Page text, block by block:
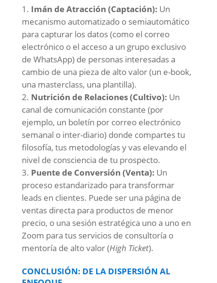
Imán de Atracción (Captación): Un
mecanismo automatizado o semiautomático
para capturar los datos (como el correo
electrónico o el acceso a un grupo exclusivo
de WhatsApp) de personas interesadas a
cambio de una pieza de alto valor (un e-book,
una masterclass, una plantilla).
Nutrición de Relaciones (Cultivo): Un
canal de comunicación constante (por
ejemplo, un boletín por correo electrónico
semanal o inter-diario) donde compartes tu
filosofía, tus metodologías y vas elevando el
nivel de consciencia de tu prospecto.
Puente de Conversión (Venta): Un
proceso estandarizado para transformar
leads en clientes. Puede ser una página de
ventas directa para productos de menor
precio, o una sesión estratégica uno a uno en
Zoom para tus servicios de consultoría o
mentoría de alto valor (High Ticket).
CONCLUSIÓN: DE LA DISPERSIÓN AL